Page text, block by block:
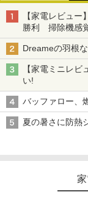
【家電レビュ
勝利 掃除機感
Dreameの羽根
【家電ミニレ
い!
バッファロー、
夏の暑さに防熱